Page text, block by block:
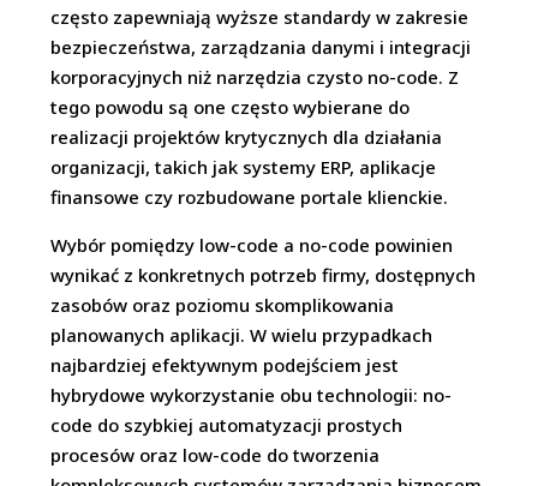
często zapewniają wyższe standardy w zakresie
bezpieczeństwa, zarządzania danymi i integracji
korporacyjnych niż narzędzia czysto no-code. Z
tego powodu są one często wybierane do
realizacji projektów krytycznych dla działania
organizacji, takich jak systemy ERP, aplikacje
finansowe czy rozbudowane portale klienckie.
Wybór pomiędzy low-code a no-code powinien
wynikać z konkretnych potrzeb firmy, dostępnych
zasobów oraz poziomu skomplikowania
planowanych aplikacji. W wielu przypadkach
najbardziej efektywnym podejściem jest
hybrydowe wykorzystanie obu technologii: no-
code do szybkiej automatyzacji prostych
procesów oraz low-code do tworzenia